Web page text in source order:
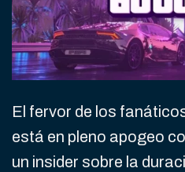
El fervor de los
está en pleno apogeo
un insider sobre la